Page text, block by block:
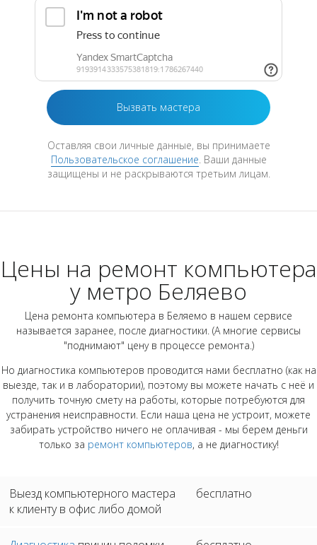
Оставляя свои личные данные, вы принимаете
Пользовательское соглашение. Ваши данные
защищены и не раскрываются третьим лицам.
Цены на ремонт компьютера
у метро Беляево
Цена ремонта компьютера в Беляемо в нашем сервисе
называется заранее, после диагностики. (А многие сервисы
"поднимают" цену в процессе ремонта.)
Но диагностика компьютеров проводится нами бесплатно (как на
выезде, так и в лаборатории), поэтому вы можете начать с неё и
получить точную смету на работы, которые потребуются для
устранения неисправности. Если наша цена не устроит, можете
забирать устройство ничего не оплачивая - мы берем деньги
только за ремонт компьютеров, а не диагностику!
Выезд компьютерного мастера
к клиенту в офис либо домой
бесплатно